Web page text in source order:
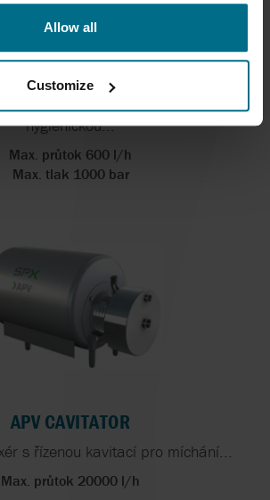
Allow all
Customize
APV PILOT 4T
vysokotlaký homogenizátor s
hygienickou...
Max. průtok 600 l/h
Max. tlak 1000 bar
APV CAVITATOR
s řízenou kavitací pro míchání...
Max. průtok 20000 l/h